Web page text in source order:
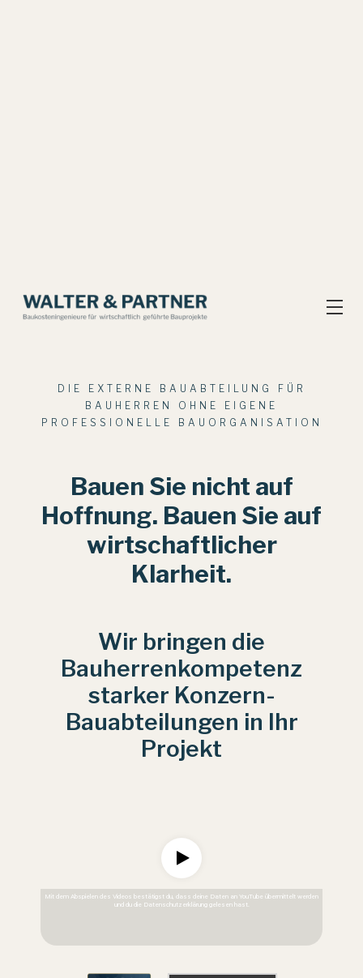
DIE EXTERNE BAUABTEILUNG FÜR
BAUHERREN OHNE EIGENE
PROFESSIONELLE BAUORGANISATION
Bauen Sie nicht auf
Hoffnung. Bauen Sie auf
wirtschaftlicher
Klarheit.
Wir bringen die
Bauherrenkompetenz
starker Konzern-
Bauabteilungen in Ihr
Projekt
Mit dem Abspielen des Videos bestätigst du, dass deine Daten anYouTube übermittelt werden
und du die Datenschutzerklärunggelesen hast.